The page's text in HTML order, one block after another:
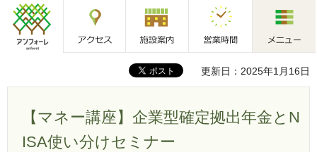
アンフォーレ 施設案内 営業時間
更新日：2025年1月16日
【マネー講座】企業型確定拠出年金とN
ISA使い分けセミナー